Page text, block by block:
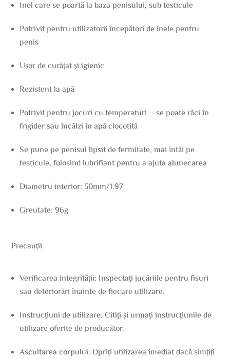
Inel care se poartă la baza penisului, sub testicule
Potrivit pentru utilizatorii începători de inele pentru
penis
Ușor de curățat și igienic
Rezistent la apă
Potrivit pentru jocuri cu temperaturi – se poate răci în
frigider sau încălzi în apă clocotită
Se pune pe penisul lipsit de fermitate, mai întâi pe
testicule, folosind lubrifiant pentru a ajuta alunecarea
Diametru interior: 50mm/1.97
Greutate: 96g
Precauții
Verificarea integrității: Inspectați jucăriile pentru fisuri
sau deteriorări înainte de fiecare utilizare.
Instrucțiuni de utilizare: Citiți și urmați instrucțiunile de
utilizare oferite de producător.
Ascultarea corpului: Opriți utilizarea imediat dacă simțiți